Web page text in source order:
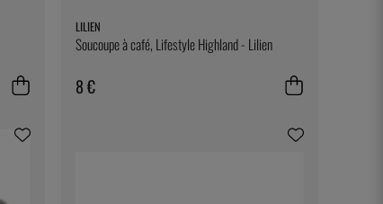
LILIEN
Soucoupe à café, Lifestyle Highland - Lilien
8 €